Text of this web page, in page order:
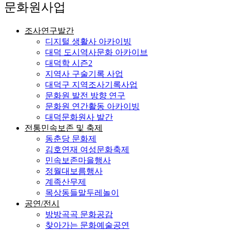
문화원사업
조사연구발간
디지털 생활사 아카이빙
대덕 도시역사문화 아카이브
대덕학 시즌2
지역사 구술기록 사업
대덕구 지역조사기록사업
문화원 발전 방향 연구
문화원 연간활동 아카이빙
대덕문화원사 발간
전통민속보존 및 축제
동춘당 문화제
김호연재 여성문화축제
민속보존마을행사
정월대보름행사
계족산무제
목상동들말두레놀이
공연/전시
방방곡곡 문화공감
찾아가는 문화예술공연